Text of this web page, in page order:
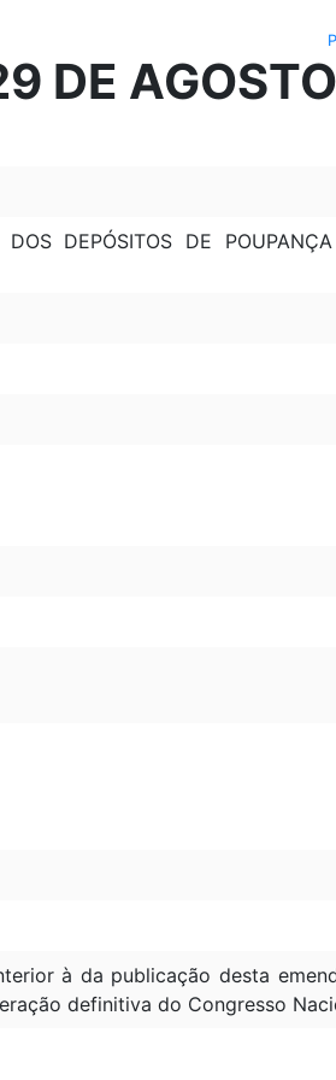
DE
DEPÓSITOS DE
à da publicação desta
definitiva do Congresso